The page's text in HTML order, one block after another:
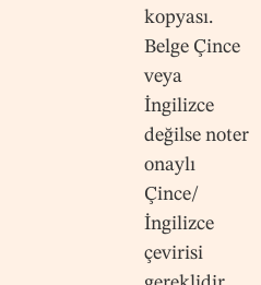
kopyası.
Belge Çince
veya
İngilizce
değilse noter
onaylı
Çince/
İngilizce
çevirisi